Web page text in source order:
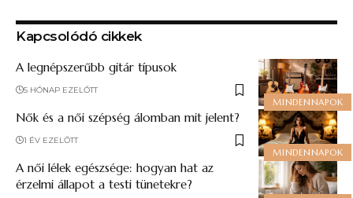
Kapcsolódó cikkek
MINDENNAPOK
A legnépszerűbb gitár típusok
5 HÓNAP EZELŐTT
MINDENNAPOK
Nők és a női szépség álomban mit jelent?
1 ÉV EZELŐTT
A női lélek egészsége: hogyan hat az
érzelmi állapot a testi tünetekre?